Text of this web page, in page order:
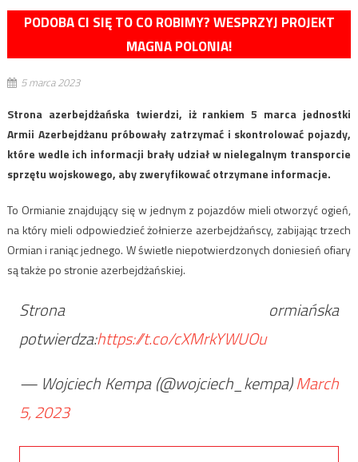
PODOBA CI SIĘ TO CO ROBIMY? WESPRZYJ PROJEKT
MAGNA POLONIA!
5 marca 2023
Strona azerbejdżańska twierdzi, iż rankiem 5 marca jednostki
Armii Azerbejdżanu próbowały zatrzymać i skontrolować pojazdy,
które wedle ich informacji brały udział w nielegalnym transporcie
sprzętu wojskowego, aby zweryfikować otrzymane informacje.
To Ormianie znajdujący się w jednym z pojazdów mieli otworzyć ogień,
na który mieli odpowiedzieć żołnierze azerbejdżańscy, zabijając trzech
Ormian i raniąc jednego. W świetle niepotwierdzonych doniesień ofiary
są także po stronie azerbejdżańskiej.
Strona ormiańska
potwierdza:https://t.co/cXMrkYWUOu
— Wojciech Kempa (@wojciech_kempa)March
5, 2023